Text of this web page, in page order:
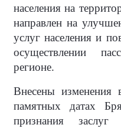
населения на
направлен на
услуг населения и
осуществлении
регионе.
Внесены
памятных датах
признания заслуг